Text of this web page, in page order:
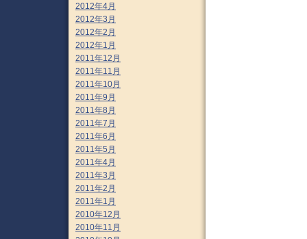
2012年4月
2012年3月
2012年2月
2012年1月
2011年12月
2011年11月
2011年10月
2011年9月
2011年8月
2011年7月
2011年6月
2011年5月
2011年4月
2011年3月
2011年2月
2011年1月
2010年12月
2010年11月